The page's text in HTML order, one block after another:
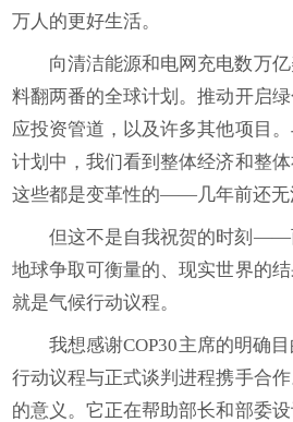
万人的更好生活。
向清洁能源和电网充电数万
料翻两番的全球计划。推动开启
应投资管道，以及许多其他项目
计划中，我们看到整体经济和整体
这些都是变革性的——几年前还无
但这不是自我祝贺的时刻——
地球争取可衡量的、现实世界的
就是气候行动议程。
我想感谢COP30主席的明确
行动议程与正式谈判进程携手合
的意义。它正在帮助部长和部委